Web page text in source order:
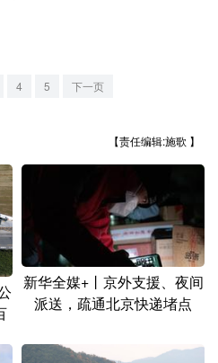
河北
福建 江西
湖南
重庆
云南 西藏
青海 宁夏
黑龙江
4 5 下一页
【责任编辑:施歌 】
新华全媒+丨京外支援、夜间
派送，疏通北京快递堵点